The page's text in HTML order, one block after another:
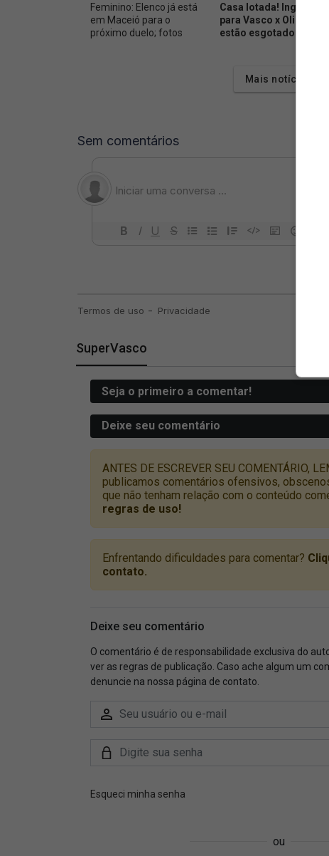
Feminino: Elenco já está
em Maceió para o
próximo duelo; fotos
Casa lotada! Ingressos
para Vasco x Olimpia
estão esgotados
Mais notícias
SuperVasco